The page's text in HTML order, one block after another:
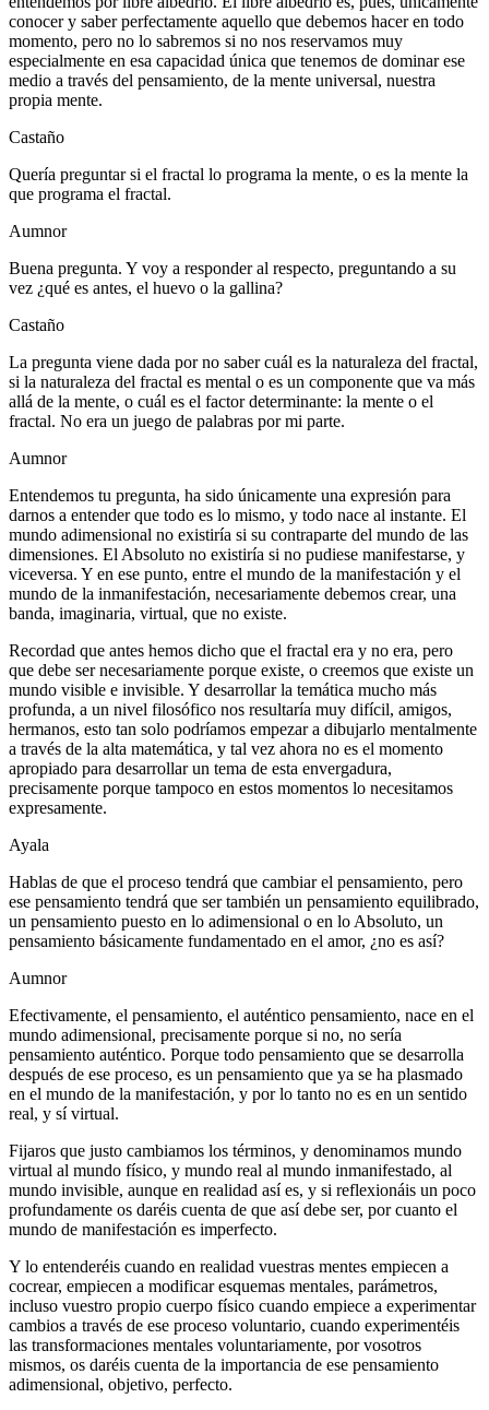
conocer y saber perfectamente aquello que debemos hacer en todo
momento, pero no lo sabremos si no nos reservamos muy
especialmente en esa capacidad única que tenemos de dominar ese
medio a través del pensamiento, de la mente universal, nuestra
propia mente.
Castaño
Quería preguntar si el fractal lo programa la mente, o es la mente la
que programa el fractal.
Aumnor
Buena pregunta. Y voy a responder al respecto, preguntando a su
vez ¿qué es antes, el huevo o la gallina?
Castaño
La pregunta viene dada por no saber cuál es la naturaleza del fractal,
si la naturaleza del fractal es mental o es un componente que va más
allá de la mente, o cuál es el factor determinante: la mente o el
fractal. No era un juego de palabras por mi parte.
Aumnor
Entendemos tu pregunta, ha sido únicamente una expresión para
darnos a entender que todo es lo mismo, y todo nace al instante. El
mundo adimensional no existiría si su contraparte del mundo de las
dimensiones. El Absoluto no existiría si no pudiese manifestarse, y
viceversa. Y en ese punto, entre el mundo de la manifestación y el
mundo de la inmanifestación, necesariamente debemos crear, una
banda, imaginaria, virtual, que no existe.
Recordad que antes hemos dicho que el fractal era y no era, pero
que debe ser necesariamente porque existe, o creemos que existe un
mundo visible e invisible. Y desarrollar la temática mucho más
profunda, a un nivel filosófico nos resultaría muy difícil, amigos,
hermanos, esto tan solo podríamos empezar a dibujarlo mentalmente
a través de la alta matemática, y tal vez ahora no es el momento
apropiado para desarrollar un tema de esta envergadura,
precisamente porque tampoco en estos momentos lo necesitamos
expresamente.
Ayala
Hablas de que el proceso tendrá que cambiar el pensamiento, pero
ese pensamiento tendrá que ser también un pensamiento equilibrado,
un pensamiento puesto en lo adimensional o en lo Absoluto, un
pensamiento básicamente fundamentado en el amor, ¿no es así?
Aumnor
Efectivamente, el pensamiento, el auténtico pensamiento, nace en el
mundo adimensional, precisamente porque si no, no sería
pensamiento auténtico. Porque todo pensamiento que se desarrolla
después de ese proceso, es un pensamiento que ya se ha plasmado
en el mundo de la manifestación, y por lo tanto no es en un sentido
real, y sí virtual.
Fijaros que justo cambiamos los términos, y denominamos mundo
virtual al mundo físico, y mundo real al mundo inmanifestado, al
mundo invisible, aunque en realidad así es, y si reflexionáis un poco
profundamente os daréis cuenta de que así debe ser, por cuanto el
mundo de manifestación es imperfecto.
Y lo entenderéis cuando en realidad vuestras mentes empiecen a
cocrear, empiecen a modificar esquemas mentales, parámetros,
incluso vuestro propio cuerpo físico cuando empiece a experimentar
cambios a través de ese proceso voluntario, cuando experimentéis
las transformaciones mentales voluntariamente, por vosotros
mismos, os daréis cuenta de la importancia de ese pensamiento
adimensional, objetivo, perfecto.